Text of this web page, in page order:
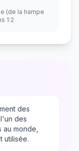
(de la hampe
1:2
des
des
au monde,
utilisée.